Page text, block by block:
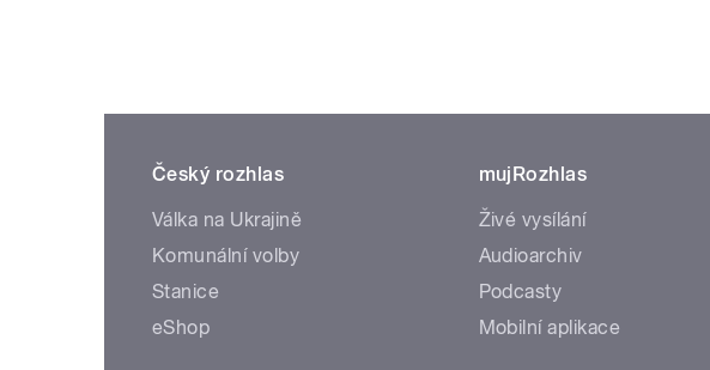
Český rozhlas
Válka na Ukrajině
Komunální volby
Stanice
eShop
mujRozhlas
Živé vysílání
Audioarchiv
Podcasty
Mobilní aplikace